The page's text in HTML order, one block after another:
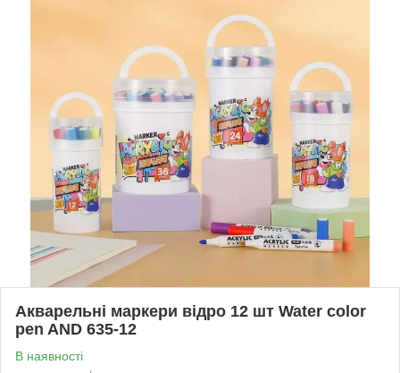
Акварельні маркери відро 12 шт Water color
pen AND 635-12
В наявності